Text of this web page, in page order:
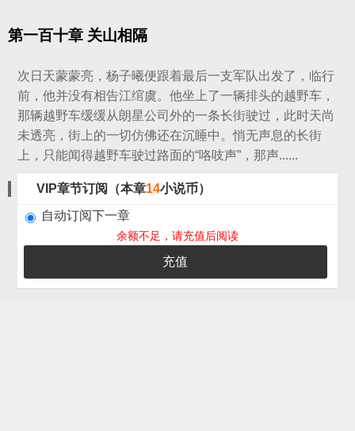
第一百十章 关山相隔
次日天蒙蒙亮，杨子曦便跟着最后一支军队出发了，临行
前，他并没有相告江绾虞。他坐上了一辆排头的越野车，
那辆越野车缓缓从朗星公司外的一条长街驶过，此时天尚
未透亮，街上的一切仿佛还在沉睡中。悄无声息的长街
上，只能闻得越野车驶过路面的“咯吱声”，那声......
VIP章节订阅（本章14小说币）
自动订阅下一章
余额不足，请充值后阅读
充值